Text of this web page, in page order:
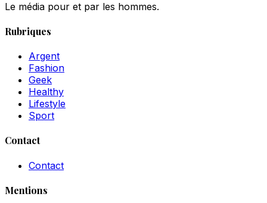
Le média pour et par les hommes.
Rubriques
Argent
Fashion
Geek
Healthy
Lifestyle
Sport
Contact
Contact
Mentions